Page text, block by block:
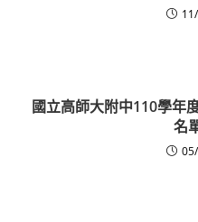
國立高師大附中110學年
名